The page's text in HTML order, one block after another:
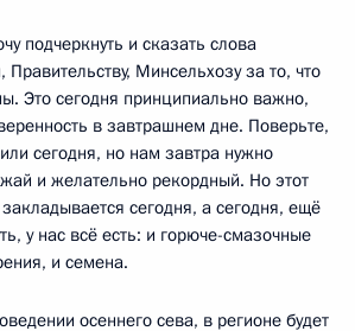
подчеркнуть и сказать слова
Правительству, Минсельхозу за то, что
Это сегодня принципиально важно,
в завтрашнем дне. Поверьте,
сегодня, но нам завтра нужно
и желательно рекордный. Но этот
сегодня, а сегодня, ещё
у нас всё есть: и горюче-смазочные
и семена.
осеннего сева, в регионе будет